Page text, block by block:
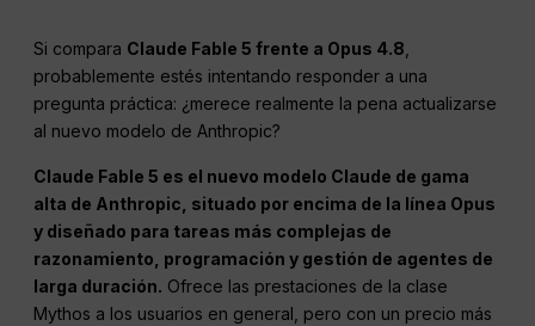
Si compara Claude Fable 5 frente a Opus 4.8
probablemente estés intentando responder a una
pregunta práctica: ¿merece realmente la pena actualizarse
al nuevo modelo de Anthropic?
Claude Fable 5 es el nuevo modelo Claude de gama
alta de Anthropic, situado por encima de la línea Opus
y diseñado para tareas más complejas de
razonamiento, programación y gestión de agentes de
larga duración. Ofrece las prestaciones de la clase
Mythos a los usuarios en general, pero con un precio más